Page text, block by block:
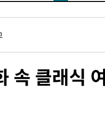
속 클래식